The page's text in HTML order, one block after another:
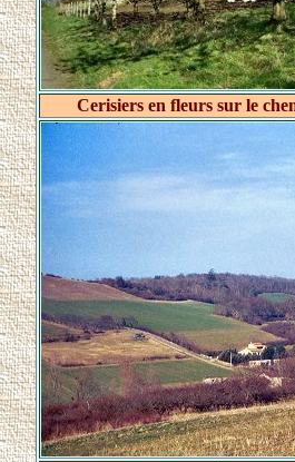
Cerisiers en fleurs sur le